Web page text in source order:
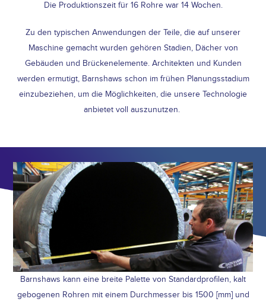
Die Produktionszeit für 16 Rohre war 14 Wochen.
Zu den typischen Anwendungen der Teile, die auf unserer
Maschine gemacht wurden gehören Stadien, Dächer von
Gebäuden und Brückenelemente. Architekten und Kunden
werden ermutigt, Barnshaws schon im frühen Planungsstadium
einzubeziehen, um die Möglichkeiten, die unsere Technologie
anbietet voll auszunutzen.
Barnshaws kann eine breite Palette von Standardprofilen, kalt
gebogenen Rohren mit einem Durchmesser bis 1500 [mm] und